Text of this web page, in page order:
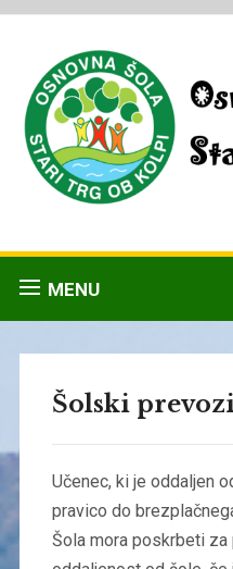
MENU
Šolski
Učenec, ki je oddaljen
pravico do
Šola mora poskrbeti